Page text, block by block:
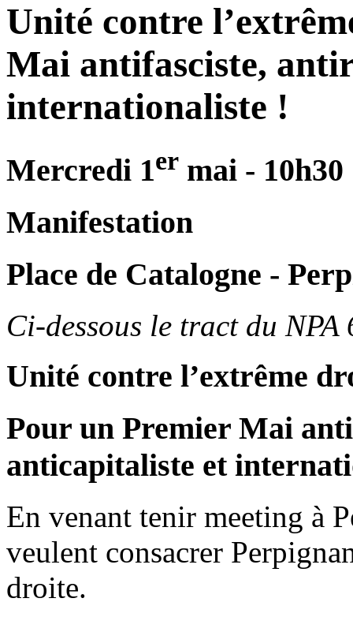
Unité contre
Mai antifasciste,
internationaliste !
Mercredi 1er mai - 10h30
Manifestation
Place de Catalogne -
Ci-dessous le tract du
Unité contre l’extrême
Pour un Premier Mai
anticapitaliste et
En venant tenir meeting à
veulent consacrer
droite.